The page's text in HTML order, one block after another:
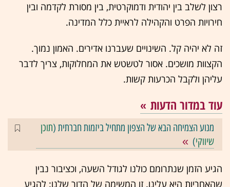
רצון לשלב בין יהודית ודמוקרטית, בין מסורת לקדמה ובין
חירויות הפרט והקהילה לראיית כלל המדינה.
זה לא יהיה קל. השינויים שעברנו אדירים. האמון נמוך.
הקצוות מושכים. אסור לטשטש את המחלוקות, צריך לדבר
עליהן ולקבל הכרעות קשות.
עוד במדור הדעות
מנוע הצמיחה הבא של הצפון מתחיל ביזמות חברתית (תוכן
שיווקי)
הגיע הזמן שנתרומם כולנו לגודל השעה, וכציבור נבין
שהאחריות היא עלינו. זו המשימה של הדור שלנו: להגיע